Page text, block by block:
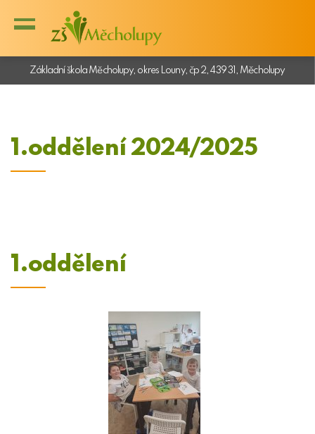
Základní škola Měcholupy, okres Louny, čp 2, 439 31, Měcholupy
1.oddělení 2024/2025
1.oddělení